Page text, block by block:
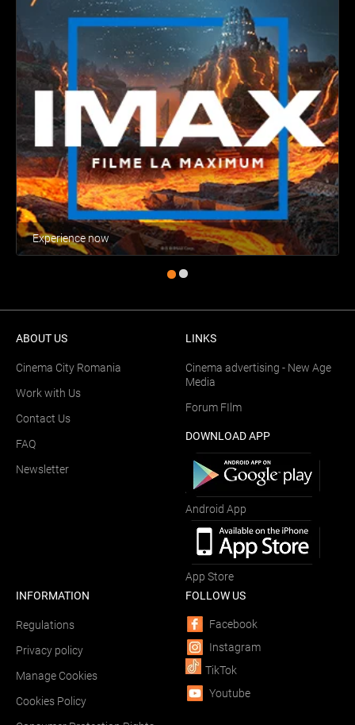
Experience now
ABOUT US
Cinema City Romania
Work with Us
Contact Us
FAQ
Newsletter
LINKS
Cinema advertising - New Age
Media
Forum FIlm
DOWNLOAD APP
Android App
App Store
INFORMATION
Regulations
Privacy policy
Manage Cookies
Cookies Policy
FOLLOW US
Facebook
Instagram
TikTok
Youtube